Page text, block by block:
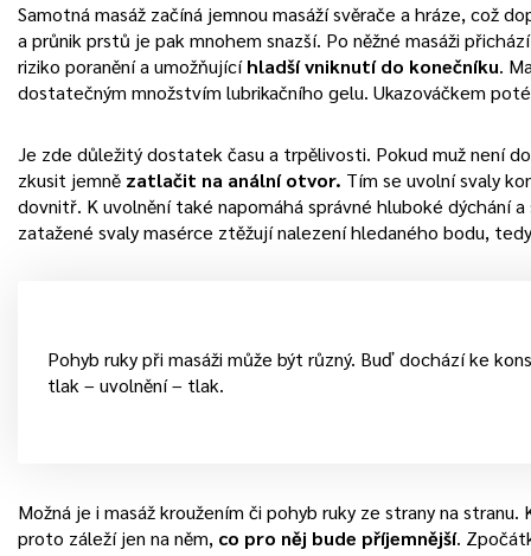
Samotná masáž začíná jemnou masáží svěrače a hráze, což
a průnik prstů je pak mnohem snazší. Po něžné masáži
riziko poranění a umožňujícíhladší vniknutí do konečníku.
dostatečným množstvím lubrikačního gelu. Ukazováčkem
Je zde důležitý dostatek času a trpělivosti. Pokud muž není
zkusit jemně zatlačit na anální otvor. Tím se uvolní svaly
dovnitř. K uvolnění také napomáhá správné hluboké dýchání
zatažené svaly masérce ztěžují nalezení hledaného bodu,
Pohyb ruky při masáži může být různý. Buď dochází ke
tlak – uvolnění – tlak.
Možná je i masáž kroužením či pohyb ruky ze strany na
proto záleží jen na něm, co pro něj bude příjemnější.